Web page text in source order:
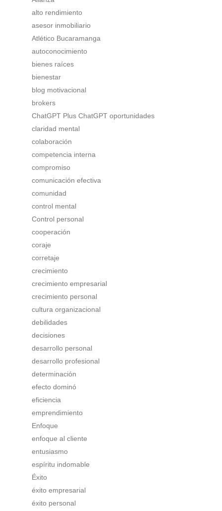
alto rendimiento
asesor inmobiliario
Atlético Bucaramanga
autoconocimiento
bienes raíces
bienestar
blog motivacional
brokers
ChatGPT Plus ChatGPT oportunidades
claridad mental
colaboración
competencia interna
compromiso
comunicación efectiva
comunidad
control mental
Control personal
cooperación
coraje
corretaje
crecimiento
crecimiento empresarial
crecimiento personal
cultura organizacional
debilidades
decisiones
desarrollo personal
desarrollo profesional
determinación
efecto dominó
eficiencia
emprendimiento
Enfoque
enfoque al cliente
entusiasmo
espíritu indomable
Éxito
éxito empresarial
éxito personal